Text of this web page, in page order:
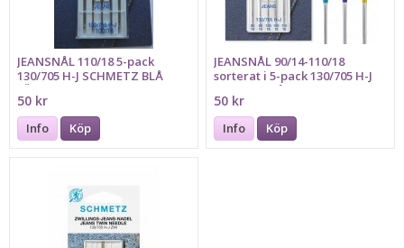
JEANSNÅL 110/18 5-pack
130/705 H-J SCHMETZ BLÅ
50 kr
Info Köp
JEANSNÅL 90/14-110/18
sorterat i 5-pack 130/705 H-J
Schmetz blå färgmarkering
2x90, 2x100, 1x110
50 kr
Info Köp